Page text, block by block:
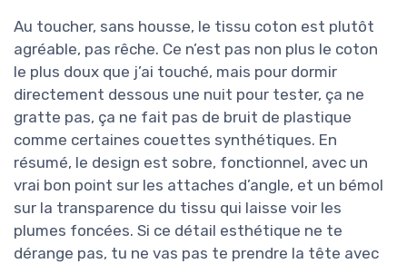
Au toucher, sans housse, le tissu coton est plutôt
agréable, pas rêche. Ce n’est pas non plus le coton
le plus doux que j’ai touché, mais pour dormir
directement dessous une nuit pour tester, ça ne
gratte pas, ça ne fait pas de bruit de plastique
comme certaines couettes synthétiques. En
résumé, le design est sobre, fonctionnel, avec un
vrai bon point sur les attaches d’angle, et un bémol
sur la transparence du tissu qui laisse voir les
plumes foncées. Si ce détail esthétique ne te
dérange pas, tu ne vas pas te prendre la tête avec